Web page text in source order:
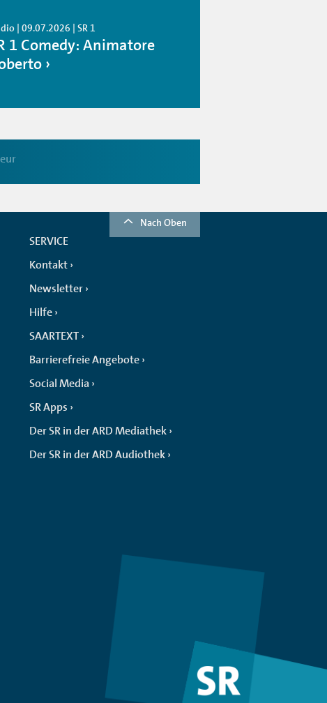
| 09.07.2026 | SR 1
1 Comedy: Animatore
Nach Oben
SERVICE
Kontakt
Newsletter
Hilfe
SAARTEXT
Barrierefreie Angebote
Social Media
SR Apps
Der SR in der ARD Mediathek
Der SR in der ARD Audiothek